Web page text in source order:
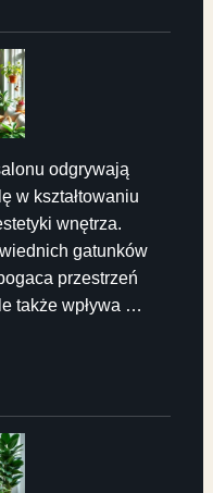
odgrywają
w kształtowaniu
wnętrza.
gatunków
przestrzeń
także wpływa …